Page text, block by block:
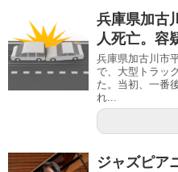
兵庫県加古
人死亡。容
兵庫県加古川市
で、大型トラッ
た。当初、一番
れ...
ジャズピア